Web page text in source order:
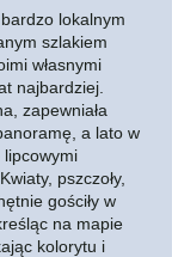
lokalnym
szlakiem
własnymi
najbardziej.
zapewniała
a lato w
lipcowymi
pszczoły,
gościły w
na mapie
kolorytu i